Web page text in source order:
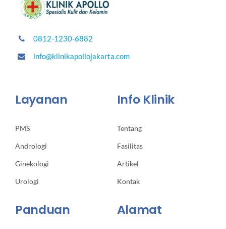
0812-1230-6882
info@klinikapollojakarta.com
Layanan
PMS
Andrologi
Ginekologi
Urologi
Info Klinik
Tentang
Fasilitas
Artikel
Kontak
Panduan Alamat